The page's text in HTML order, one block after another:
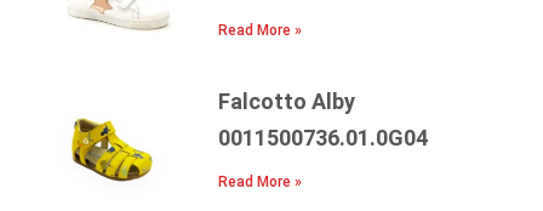
Read More »
Falcotto Alby
0011500736.01.0G04
Read More »